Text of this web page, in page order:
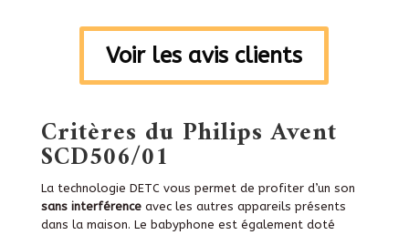
Voir les avis clients
Critères du Philips Avent
SCD506/01
La technologie DETC vous permet de profiter d’un son
sans interférenceavec les autres appareils présents
dans la maison. Le babyphone est également doté